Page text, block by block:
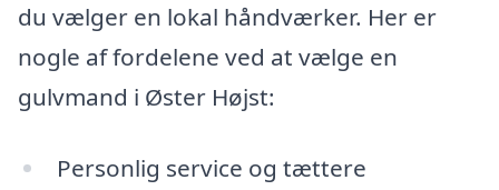
du vælger en lokal håndværker. Her er
nogle af fordelene ved at vælge en
gulvmand i Øster Højst:
Personlig service og tættere